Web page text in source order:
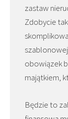
zastaw
Zdobycie
obowiązek
majątkiem,
Będzie to